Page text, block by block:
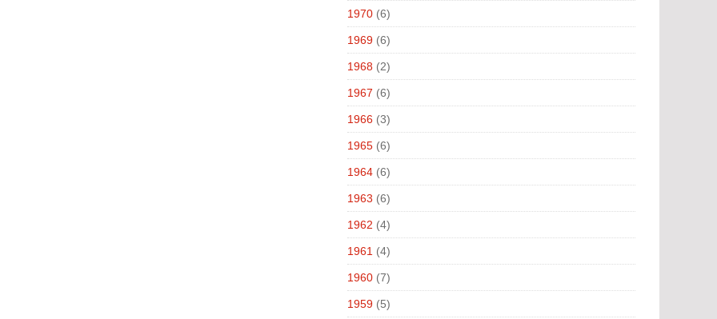
1970 (6)
1969 (6)
1968 (2)
1967 (6)
1966 (3)
1965 (6)
1964 (6)
1963 (6)
1962 (4)
1961 (4)
1960 (7)
1959 (5)